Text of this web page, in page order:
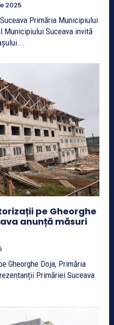
2025
Municipiului
Municipiului Suceava invită
pe Gheorghe
anunță măsuri
Gheorghe Doja, Primăria